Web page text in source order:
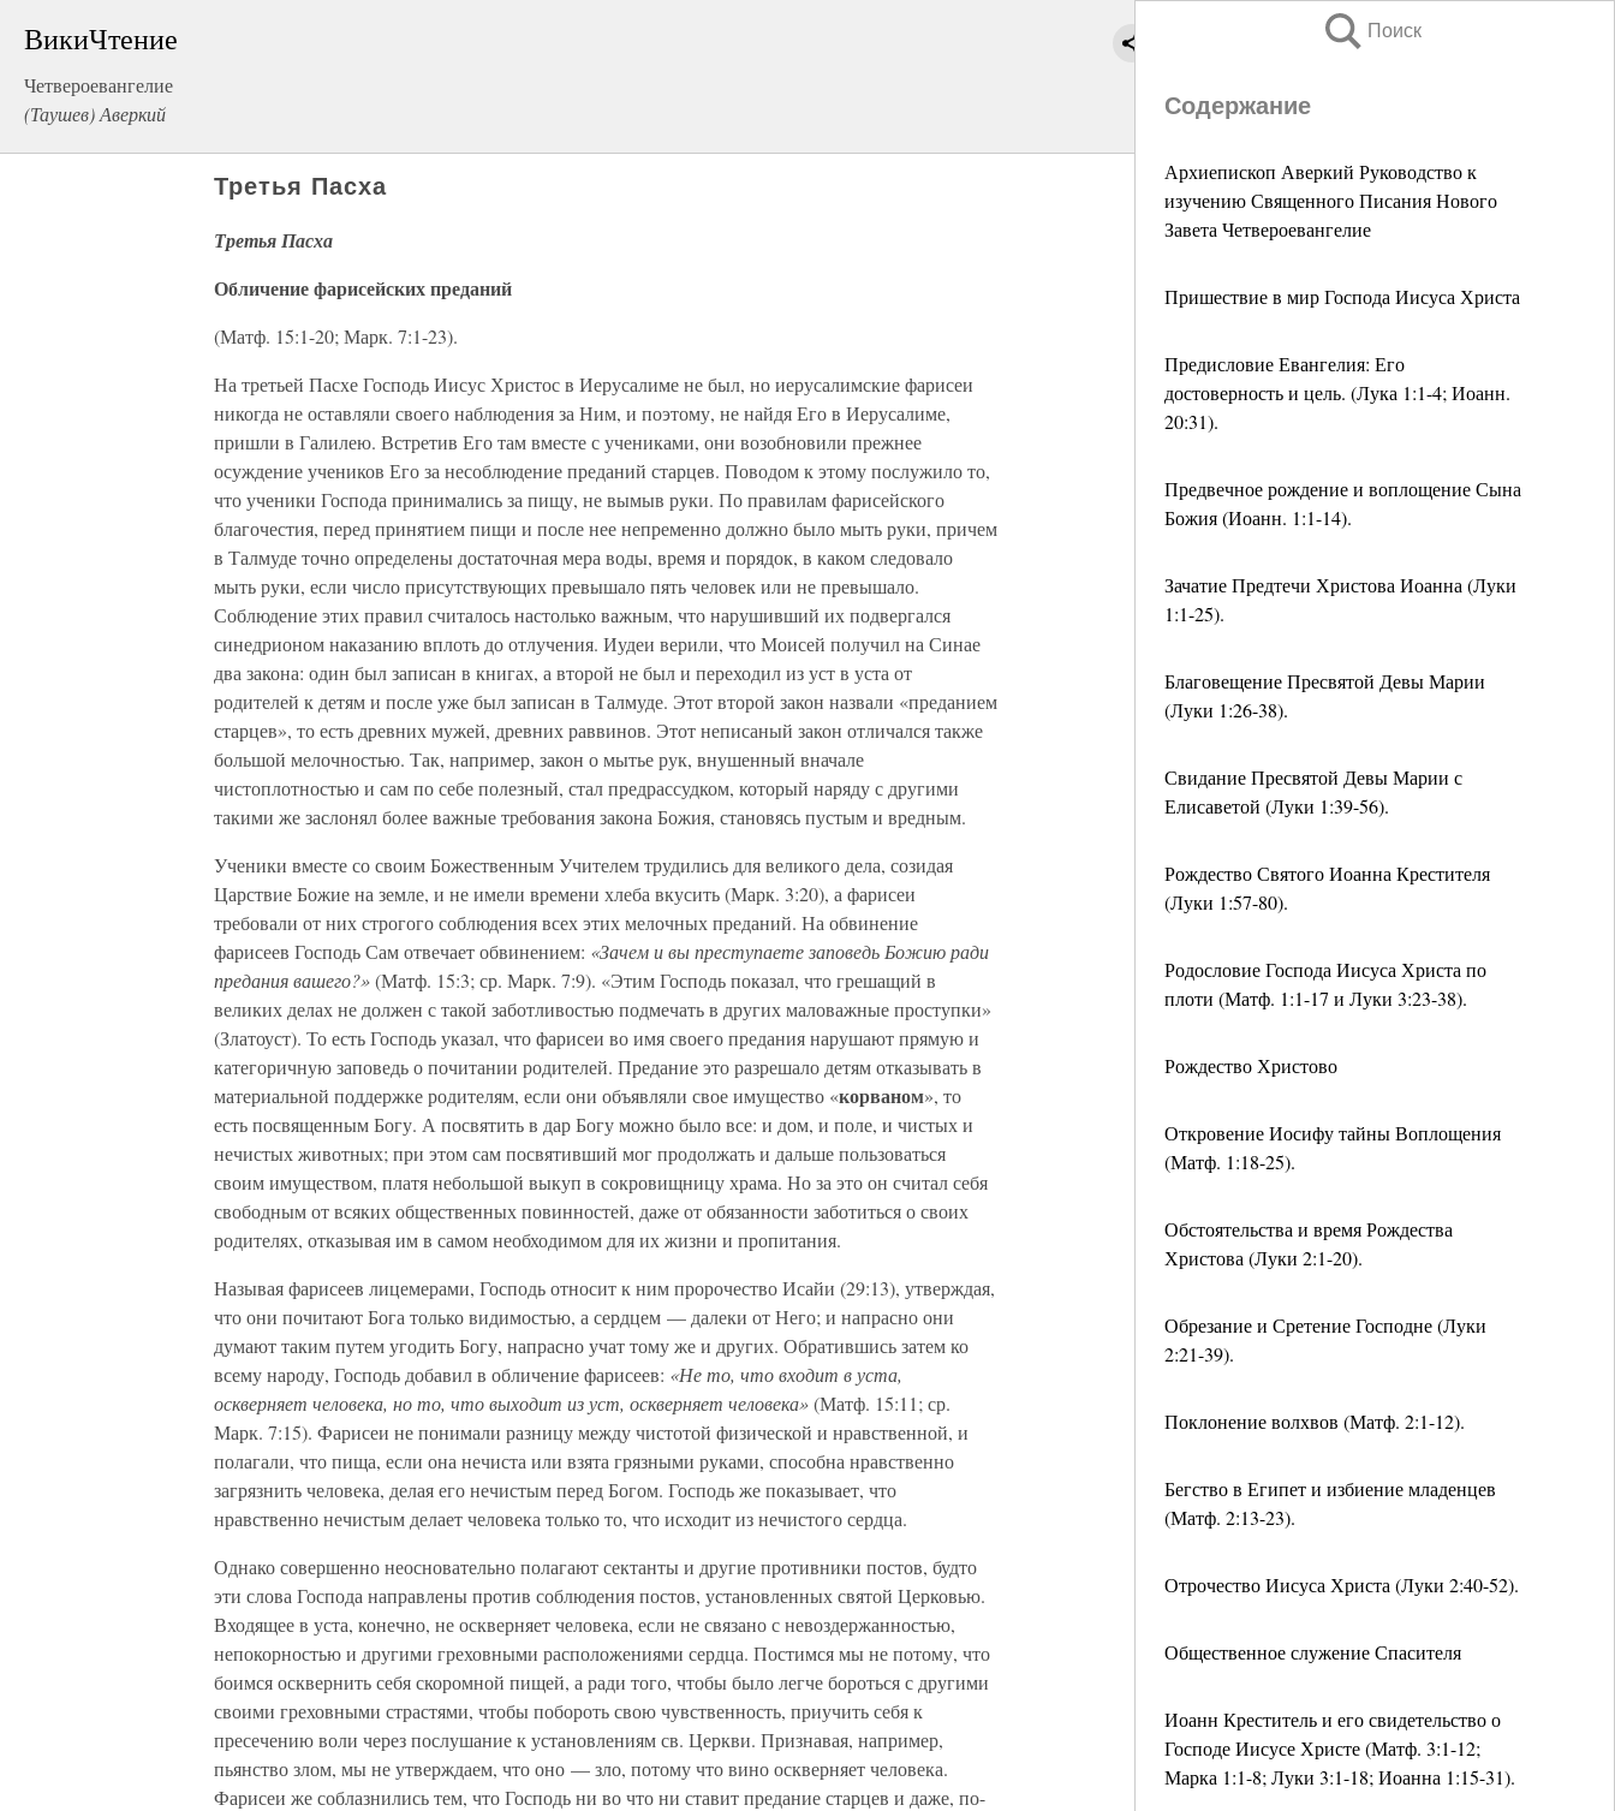
ВикиЧтение
Четвероевангелие
(Таушев) Аверкий
Поиск
Содержание
Архиепископ Аверкий Руководство к
изучению Священного Писания Нового
Завета Четвероевангелие
Пришествие в мир Господа Иисуса Христа
Предисловие Евангелия: Его
достоверность и цель. (Лука 1:1-4; Иоанн.
20:31).
Предвечное рождение и воплощение Сына
Божия (Иоанн. 1:1-14).
Зачатие Предтечи Христова Иоанна (Луки
1:1-25).
Благовещение Пресвятой Девы Марии
(Луки 1:26-38).
Свидание Пресвятой Девы Марии с
Елисаветой (Луки 1:39-56).
Рождество Святого Иоанна Крестителя
(Луки 1:57-80).
Родословие Господа Иисуса Христа по
плоти (Матф. 1:1-17 и Луки 3:23-38).
Рождество Христово
Откровение Иосифу тайны Воплощения
(Матф. 1:18-25).
Обстоятельства и время Рождества
Христова (Луки 2:1-20).
Обрезание и Сретение Господне (Луки
2:21-39).
Поклонение волхвов (Матф. 2:1-12).
Бегство в Египет и избиение младенцев
(Матф. 2:13-23).
Отрочество Иисуса Христа (Луки 2:40-52).
Общественное служение Спасителя
Иоанн Креститель и его свидетельство о
Господе Иисусе Христе (Матф. 3:1-12;
Марка 1:1-8; Луки 3:1-18; Иоанна 1:15-31).
Третья Пасха
Третья Пасха
Обличение фарисейских преданий
(Матф. 15:1-20; Марк. 7:1-23).
На третьей Пасхе Господь Иисус Христос в Иерусалиме не был, но иерусалимские фарисеи
никогда не оставляли своего наблюдения за Ним, и поэтому, не найдя Его в Иерусалиме,
пришли в Галилею. Встретив Его там вместе с учениками, они возобновили прежнее
осуждение учеников Его за несоблюдение преданий старцев. Поводом к этому послужило то,
что ученики Господа принимались за пищу, не вымыв руки. По правилам фарисейского
благочестия, перед принятием пищи и после нее непременно должно было мыть руки, причем
в Талмуде точно определены достаточная мера воды, время и порядок, в каком следовало
мыть руки, если число присутствующих превышало пять человек или не превышало.
Соблюдение этих правил считалось настолько важным, что нарушивший их подвергался
синедрионом наказанию вплоть до отлучения. Иудеи верили, что Моисей получил на Синае
два закона: один был записан в книгах, а второй не был и переходил из уст в уста от
родителей к детям и после уже был записан в Талмуде. Этот второй закон назвали «преданием
старцев», то есть древних мужей, древних раввинов. Этот неписаный закон отличался также
большой мелочностью. Так, например, закон о мытье рук, внушенный вначале
чистоплотностью и сам по себе полезный, стал предрассудком, который наряду с другими
такими же заслонял более важные требования закона Божия, становясь пустым и вредным.
Ученики вместе со своим Божественным Учителем трудились для великого дела, созидая
Царствие Божие на земле, и не имели времени хлеба вкусить (Марк. 3:20), а фарисеи
требовали от них строгого соблюдения всех этих мелочных преданий. На обвинение
фарисеев Господь Сам отвечает обвинением: «Зачем и вы преступаете заповедь Божию ради
предания вашего?»(Матф. 15:3; ср. Марк. 7:9). «Этим Господь показал, что грешащий в
великих делах не должен с такой заботливостью подмечать в других маловажные проступки»
(Златоуст). То есть Господь указал, что фарисеи во имя своего предания нарушают прямую и
категоричную заповедь о почитании родителей. Предание это разрешало детям отказывать в
материальной поддержке родителям, если они объявляли свое имущество «корваном», то
есть посвященным Богу. А посвятить в дар Богу можно было все: и дом, и поле, и чистых и
нечистых животных; при этом сам посвятивший мог продолжать и дальше пользоваться
своим имуществом, платя небольшой выкуп в сокровищницу храма. Но за это он считал себя
свободным от всяких общественных повинностей, даже от обязанности заботиться о своих
родителях, отказывая им в самом необходимом для их жизни и пропитания.
Называя фарисеев лицемерами, Господь относит к ним пророчество Исайи (29:13), утверждая,
что они почитают Бога только видимостью, а сердцем — далеки от Него; и напрасно они
думают таким путем угодить Богу, напрасно учат тому же и других. Обратившись затем ко
всему народу, Господь добавил в обличение фарисеев: «Не то, что входит в уста,
оскверняет человека, но то, что выходит из уст, оскверняет человека»(Матф. 15:11; ср.
Марк. 7:15). Фарисеи не понимали разницу между чистотой физической и нравственной, и
полагали, что пища, если она нечиста или взята грязными руками, способна нравственно
загрязнить человека, делая его нечистым перед Богом. Господь же показывает, что
нравственно нечистым делает человека только то, что исходит из нечистого сердца.
Однако совершенно неосновательно полагают сектанты и другие противники постов, будто
эти слова Господа направлены против соблюдения постов, установленных святой Церковью.
Входящее в уста, конечно, не оскверняет человека, если не связано с невоздержанностью,
непокорностью и другими греховными расположениями сердца. Постимся мы не потому, что
боимся осквернить себя скоромной пищей, а ради того, чтобы было легче бороться с другими
своими греховными страстями, чтобы побороть свою чувственность, приучить себя к
пресечению воли через послушание к установлениям св. Церкви. Признавая, например,
пьянство злом, мы не утверждаем, что оно — зло, потому что вино оскверняет человека.
Фарисеи же соблазнились тем, что Господь ни во что ни ставит предание старцев и даже, по-